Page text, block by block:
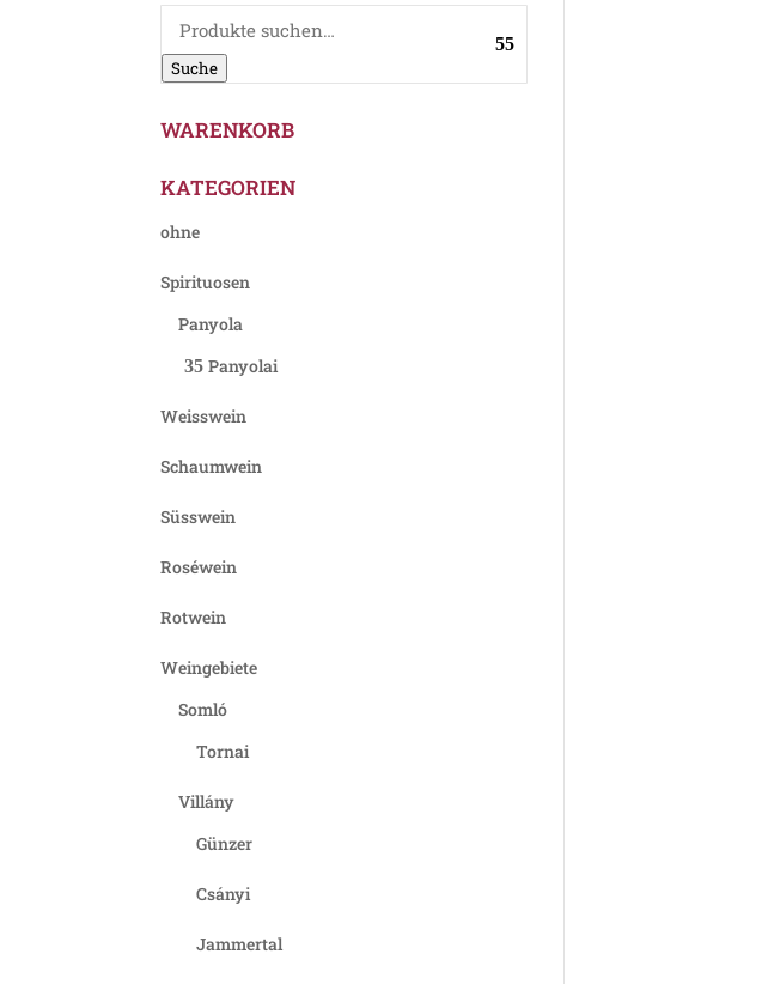
Suche
nach:
Suche
WARENKORB
KATEGORIEN
ohne
Spirituosen
Panyola
Panyolai
Weisswein
Schaumwein
Süsswein
Roséwein
Rotwein
Weingebiete
Somló
Tornai
Villány
Günzer
Csányi
Jammertal